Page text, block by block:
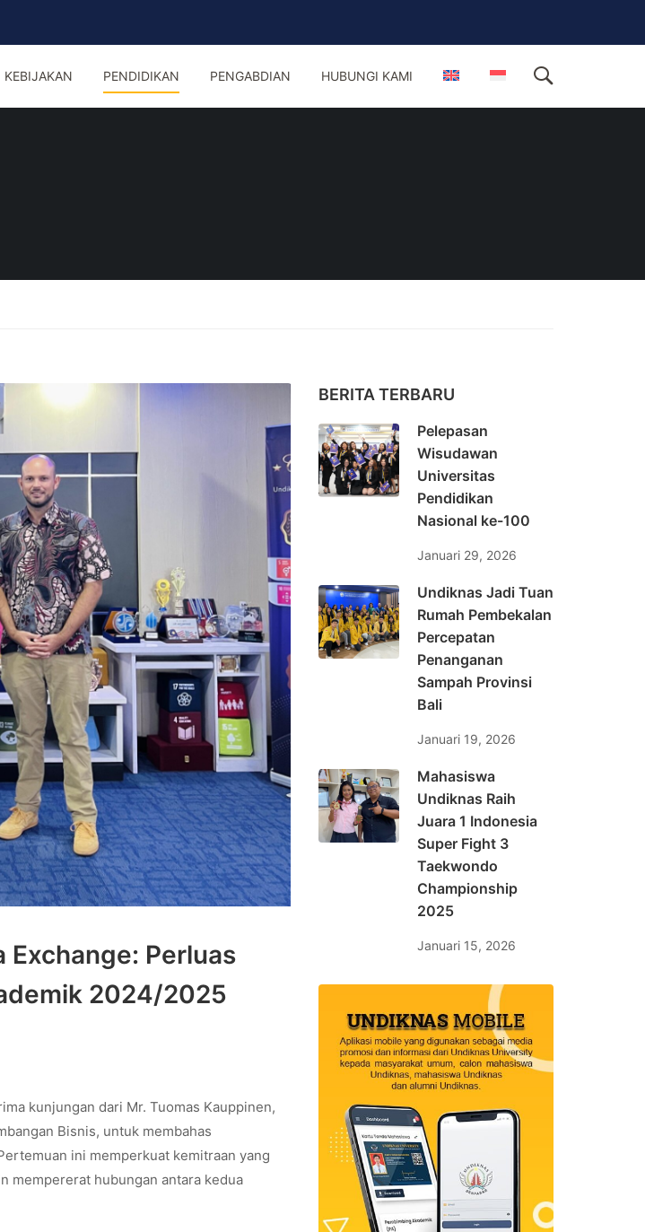
KEBIJAKAN PENDIDIKAN PENGABDIAN HUBUNGI KAMI
Exchange: Perluas
2024/2025
kunjungan dari Mr. Tuomas Kauppinen,
Bisnis, untuk membahas
ini memperkuat kemitraan yang
mempererat hubungan antara kedua
BERITA TERBARU
Pelepasan
Wisudawan
Universitas
Pendidikan
Nasional ke-100
Januari 29, 2026
Undiknas Jadi Tuan
Rumah Pembekalan
Percepatan
Penanganan
Sampah Provinsi
Bali
Januari 19, 2026
Mahasiswa
Undiknas Raih
Juara 1 Indonesia
Super Fight 3
Taekwondo
Championship
2025
Januari 15, 2026